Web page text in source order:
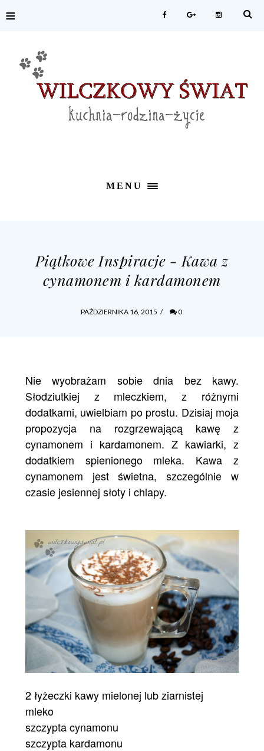
≡
MENU
Piątkowe Inspiracje - Kawa z
cynamonem i kardamonem
PAŹDZIERNIKA 16, 2015 / 0
Nie wyobrażam sobie dnia bez kawy.
Słodziutkiej z mleczkiem, z różnymi
dodatkami, uwielbiam po prostu. Dzisiaj moja
propozycja na rozgrzewającą kawę z
cynamonem i kardamonem. Z kawiarki, z
dodatkiem spienionego mleka. Kawa z
cynamonem jest świetna, szczególnie w
czasie jesiennej słoty i chlapy.
2 łyżeczki kawy mielonej lub ziarnistej
mleko
szczypta cynamonu
szczypta kardamonu